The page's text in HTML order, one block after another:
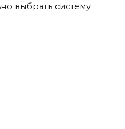
выбрать систему